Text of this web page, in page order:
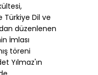
Türkiye Dil ve
düzenlenen
İmlası
töreni
Yılmaz'ın